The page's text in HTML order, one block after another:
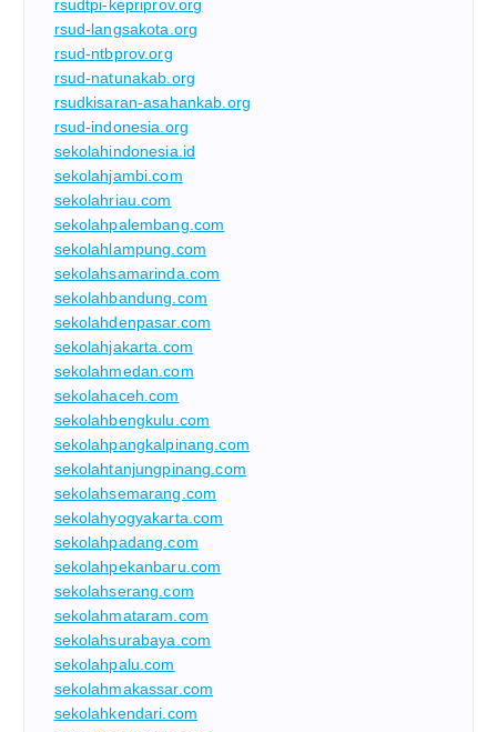
rsudtpi-kepriprov.org
rsud-langsakota.org
rsud-ntbprov.org
rsud-natunakab.org
rsudkisaran-asahankab.org
rsud-indonesia.org
sekolahindonesia.id
sekolahjambi.com
sekolahriau.com
sekolahpalembang.com
sekolahlampung.com
sekolahsamarinda.com
sekolahbandung.com
sekolahdenpasar.com
sekolahjakarta.com
sekolahmedan.com
sekolahaceh.com
sekolahbengkulu.com
sekolahpangkalpinang.com
sekolahtanjungpinang.com
sekolahsemarang.com
sekolahyogyakarta.com
sekolahpadang.com
sekolahpekanbaru.com
sekolahserang.com
sekolahmataram.com
sekolahsurabaya.com
sekolahpalu.com
sekolahmakassar.com
sekolahkendari.com